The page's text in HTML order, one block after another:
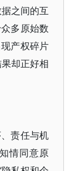
之间的互
多原始数
产权碎片
却正好相
责任与机
情同意原